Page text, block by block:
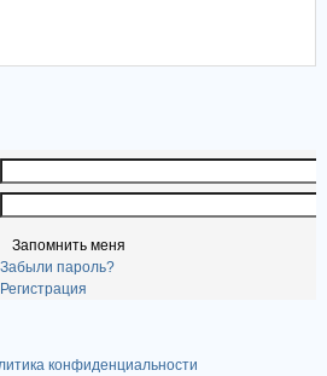
Запомнить меня
Забыли пароль?
Регистрация
конфиденциальности